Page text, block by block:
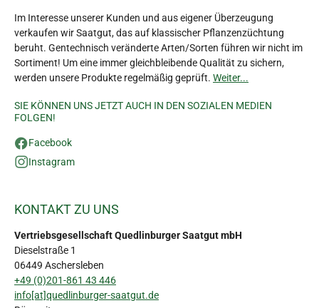
Im Interesse unserer Kunden und aus eigener Überzeugung
verkaufen wir Saatgut, das auf klassischer Pflanzenzüchtung
beruht. Gentechnisch veränderte Arten/Sorten führen wir nicht im
Sortiment! Um eine immer gleichbleibende Qualität zu sichern,
werden unsere Produkte regelmäßig geprüft. Weiter...
SIE KÖNNEN UNS JETZT AUCH IN DEN SOZIALEN MEDIEN
FOLGEN!
Facebook
Instagram
KONTAKT ZU UNS
Vertriebsgesellschaft Quedlinburger Saatgut mbH
Dieselstraße 1
06449 Aschersleben
+49 (0)201-861 43 446
info[at]quedlinburger-saatgut.de